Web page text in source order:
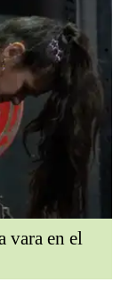
vara en el